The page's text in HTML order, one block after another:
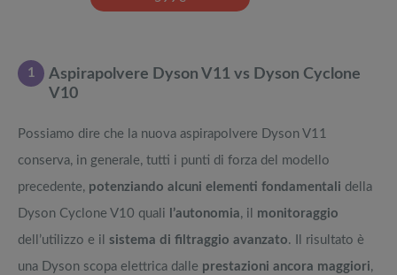
1
Aspirapolvere Dyson V11 vs Dyson Cyclone
V10
Possiamo dire che la nuova aspirapolvere Dyson V11
conserva, in generale, tutti i punti di forza del modello
precedente, potenziando alcuni elementi fondamentali della
Dyson Cyclone V10 quali
l’autonomia, il monitoraggio
dell’utilizzo e il sistema di filtraggio avanzato. Il risultato è
una Dyson scopa elettrica dalle prestazioni ancora maggiori,